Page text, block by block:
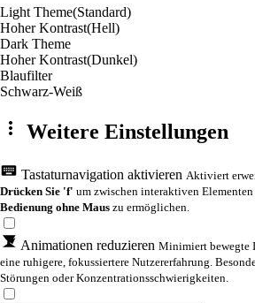
Light Theme(Standard)
Hoher Kontrast(Hell)
Dark Theme
Hoher Kontrast(Dunkel)
Blaufilter
Schwarz-Weiß
Weitere Einstellungen
Tastaturnavigation aktivieren Aktiviert
Drücken Sie 'f' um zwischen interaktiven
Bedienung ohne Maus zu ermöglichen.
Animationen reduzieren Minimiert bewegte
eine ruhigere, fokussiertere Nutzererfahrung.
Störungen oder Konzentrationsschwierigkeiten.